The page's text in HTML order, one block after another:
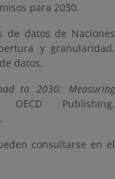
para 2030.
de datos de Naciones
y granularidad,
datos.
to 2030: Measuring
Publishing,
.
consultarse en el